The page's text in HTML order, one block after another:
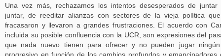
Una vez más, rechazamos los intentos desesperados de juntar
juntar, de reeditar alianzas con sectores de la vieja política
fracasaron y llevaron a grandes frustraciones. El acuerdo con
incluida su posible confluencia con la UCR, son expresiones del
que nada nuevo tienen para ofrecer y no pueden jugar